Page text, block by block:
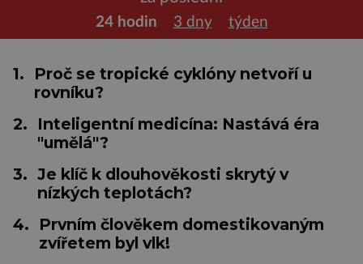
24 hodin 3 dny týden
1.
Proč se tropické cyklóny netvoří u
rovníku?
2.
Inteligentní medicína: Nastává éra
"umělá"?
3. Je klíč k dlouhověkosti skrytý v
nízkých teplotách?
4.
Prvním člověkem domestikovaným
zvířetem byl vlk!